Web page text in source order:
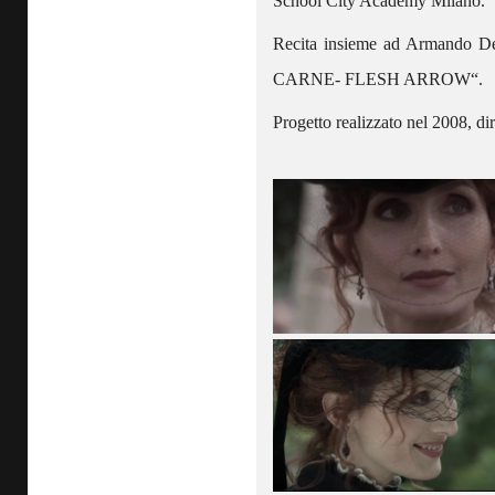
Recita insieme ad Armando
CARNE- FLESH ARROW“.
Progetto realizzato nel 2008,